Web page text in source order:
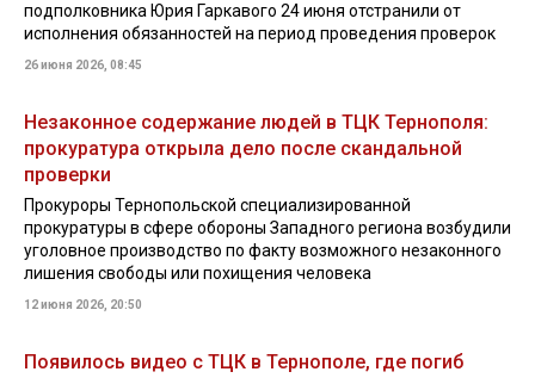
подполковника Юрия Гаркавого 24 июня отстранили от
исполнения обязанностей на период проведения проверок
26 июня 2026, 08:45
Незаконное содержание людей в ТЦК Тернополя:
прокуратура открыла дело после скандальной
проверки
Прокуроры Тернопольской специализированной
прокуратуры в сфере обороны Западного региона возбудили
уголовное производство по факту возможного незаконного
лишения свободы или похищения человека
12 июня 2026, 20:50
Появилось видео с ТЦК в Тернополе, где погиб